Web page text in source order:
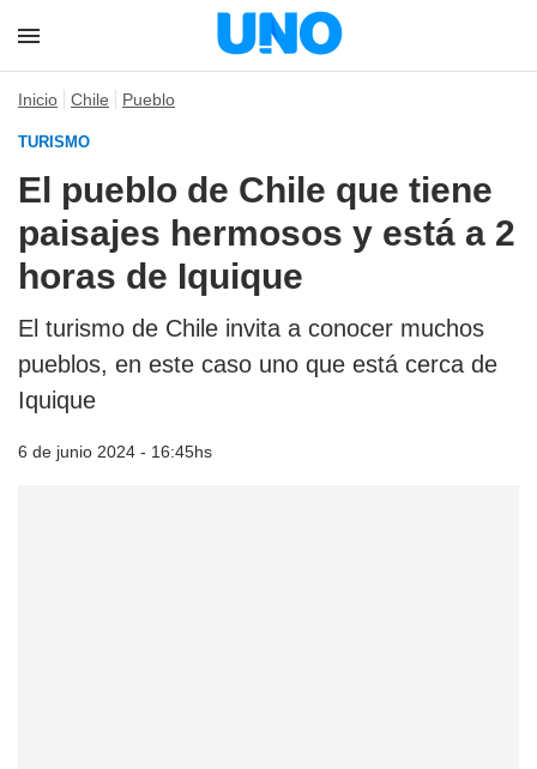
Inicio Chile Pueblo
TURISMO
El pueblo de Chile que tiene
paisajes hermosos y está a 2
horas de Iquique
El turismo de Chile invita a conocer muchos
pueblos, en este caso uno que está cerca de
Iquique
6 de junio 2024 - 16:45hs